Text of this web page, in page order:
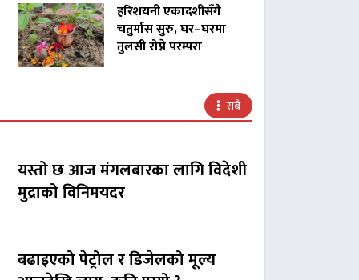
हरिशयनी एकादशीसँगै
चतुर्मास सुरु, घर–घरमा
तुलसी रोप्ने परम्परा
सबै
यस्तो छ आज मंगलबारका लागि विदेशी
मुद्राको विनिमयदर
बढाइएको पेट्रोल र डिजेलको मूल्य